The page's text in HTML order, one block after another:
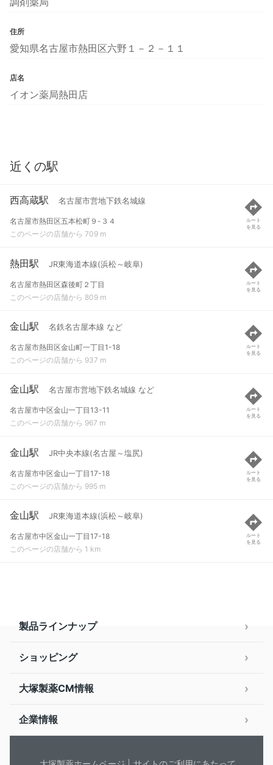
住所
愛知県名古屋市熱田区六野１－２－１１
店名
イオン薬局熱田店
近くの駅
西高蔵駅 名古屋市営地下鉄名城線
名古屋市熱田区五本松町９-３４
このページの店舗から 709 m
ルート
を見る
熱田駅 JR東海道本線(浜松～岐阜)
名古屋市熱田区森後町２丁目
このページの店舗から 809 m
ルート
を見る
金山駅 名鉄名古屋本線 など
名古屋市熱田区金山町一丁目1-18
このページの店舗から 937 m
ルート
を見る
金山駅 名古屋市営地下鉄名城線 など
名古屋市中区金山一丁目13-11
このページの店舗から 967 m
ルート
を見る
金山駅 JR中央本線(名古屋～塩尻)
名古屋市中区金山一丁目17-18
このページの店舗から 995 m
ルート
を見る
金山駅 JR東海道本線(浜松～岐阜)
名古屋市中区金山一丁目17-18
このページの店舗から 1 km
ルート
を見る
製品ラインナップ
ショッピング
大塚製薬CM情報
企業情報